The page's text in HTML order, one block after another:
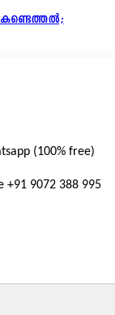
കണ്ടെത്തൽ;
(100% free)
+91 9072 388 995